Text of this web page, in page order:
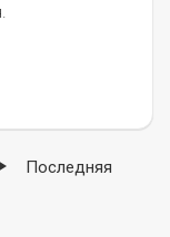
Последняя